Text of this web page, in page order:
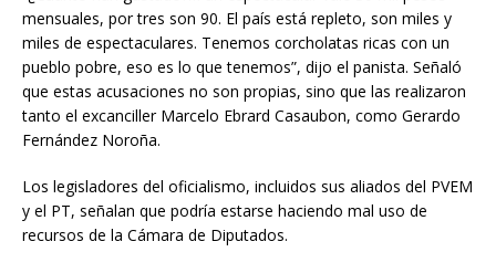
mensuales, por tres son 90. El país está repleto, son miles y
miles de espectaculares. Tenemos corcholatas ricas con un
pueblo pobre, eso es lo que tenemos”, dijo el panista. Señaló
que estas acusaciones no son propias, sino que las realizaron
tanto el excanciller Marcelo Ebrard Casaubon, como Gerardo
Fernández Noroña.
Los legisladores del oficialismo, incluidos sus aliados del PVEM
y el PT, señalan que podría estarse haciendo mal uso de
recursos de la Cámara de Diputados.